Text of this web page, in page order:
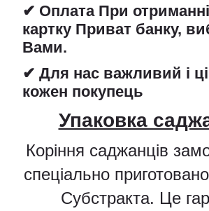
✔ Оплата При
картку Приват банку,
Вами.
✔ Для нас важливий і
кожен покупець
Упаковка
Коріння саджанців
спеціально
Субстракта. Це